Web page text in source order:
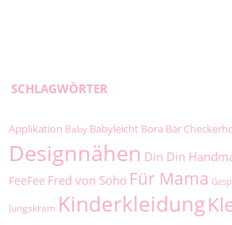
SCHLAGWÖRTER
Applikation Baby Babyleicht Bora Bär
Designnähen Din Din
FeeFee Fred von Soho Für Mama
Jungskram Kinderkleidung